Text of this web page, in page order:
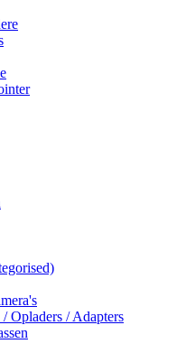
Opladers / Adapters